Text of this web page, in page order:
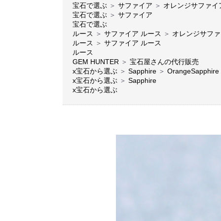
宝石で選ぶ ＞ サファイア ＞ オレンジサファイ
宝石で選ぶ ＞ サファイア
宝石で選ぶ
ルース ＞ サファイア ルース ＞ オレンジサフ
ルース ＞ サファイア ルース
ルース
GEM HUNTER ＞ 宝石屋さんの代行販売
x宝石から選ぶ ＞ Sapphire ＞ OrangeSapphire
x宝石から選ぶ ＞ Sapphire
x宝石から選ぶ